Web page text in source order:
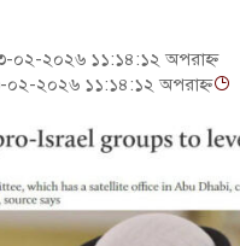
২০২৬ ১১:১৪:১২ অপরাহ্ন
২০২৬ ১১:১৪:১২ অপরাহ্ন